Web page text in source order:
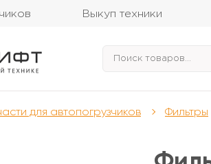
Выкуп техники
для автопогрузчиков Фильтры